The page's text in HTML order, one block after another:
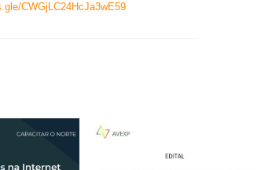
CWGjLC24HcJa3wE59